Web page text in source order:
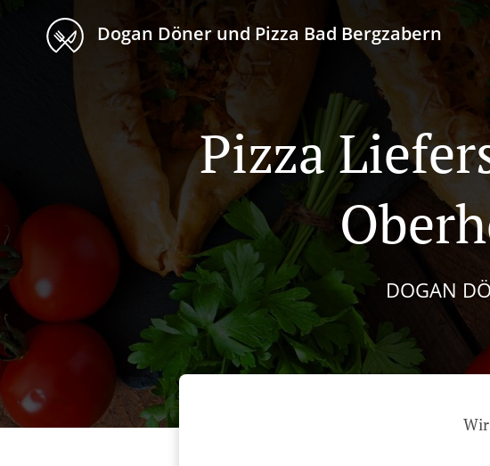
Dogan Döner und Pizza Bad Bergzabern
Pizza
DOGAN